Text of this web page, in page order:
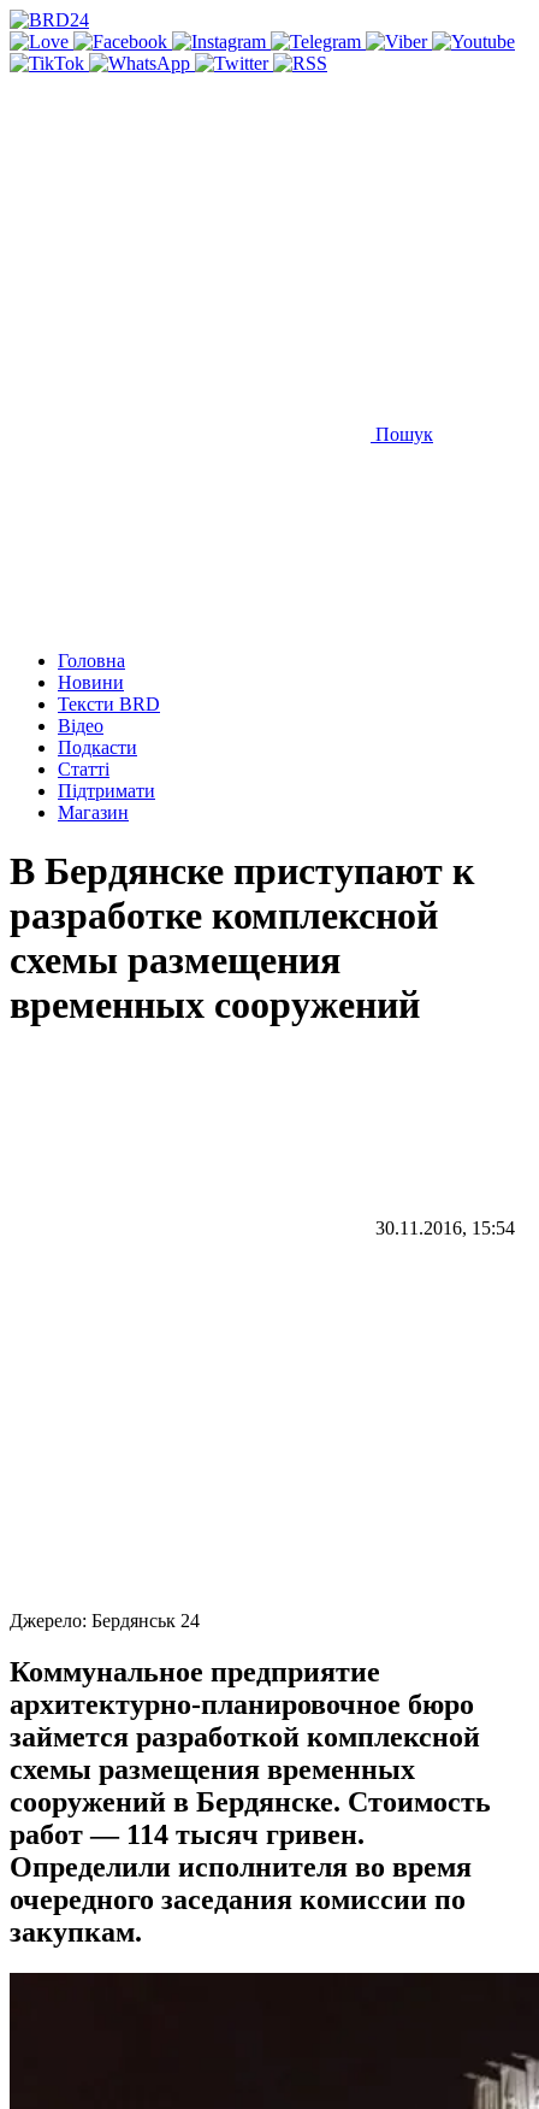
Пошук
Головна
Новини
Тексти BRD
Відео
Подкасти
Статті
Підтримати
Магазин
В Бердянске приступают к
разработке комплексной
схемы размещения
временных сооружений
30.11.2016, 15:54
Джерело: Бердянськ 24
Коммунальное предприятие
архитектурно-планировочное бюро
займется разработкой комплексной
схемы размещения временных
сооружений в Бердянске. Стоимость
работ — 114 тысяч гривен.
Определили исполнителя во время
очередного заседания комиссии по
закупкам.